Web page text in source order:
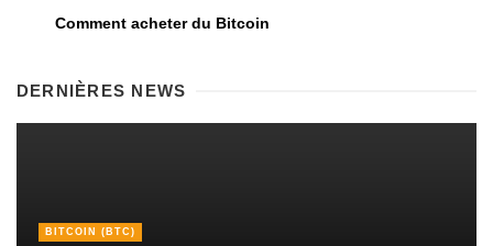
Comment acheter du Bitcoin
DERNIÈRES NEWS
BITCOIN (BTC)